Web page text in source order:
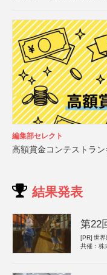
編集部セレクト
高額賞金コンテストラン
結果発表
第22
[PR] 世界
共催：株